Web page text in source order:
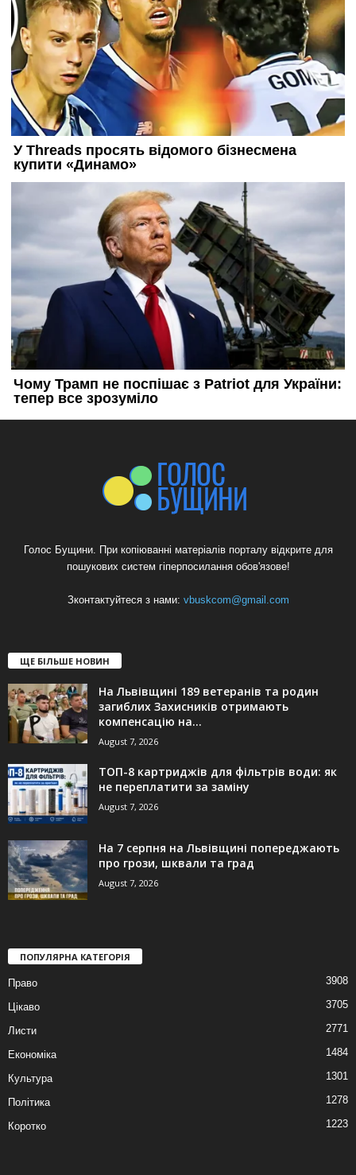
Голос Бущини. При копіюванні матеріалів порталу відкрите для
пошукових систем гіперпосилання обов'язове!
Зконтактуйтеся з нами: vbuskcom@gmail.com
ЩЕ БІЛЬШЕ НОВИН
На Львівщині 189 ветеранів та родин
загиблих Захисників отримають
компенсацію на...
August 7, 2026
ТОП-8 картриджів для фільтрів води: як
не переплатити за заміну
August 7, 2026
На 7 серпня на Львівщині попереджають
про грози, шквали та град
August 7, 2026
ПОПУЛЯРНА КАТЕГОРІЯ
Право 3908
Цікаво 3705
Листи 2771
Економіка 1484
Культура 1301
Політика 1278
Коротко 1223